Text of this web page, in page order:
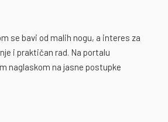
se bavi od malih nogu, a interes za
i praktičan rad. Na portalu
naglaskom na jasne postupke